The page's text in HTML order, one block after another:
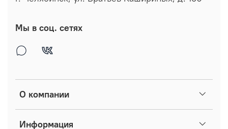
О компании
Информация
Мы в соц. сетях